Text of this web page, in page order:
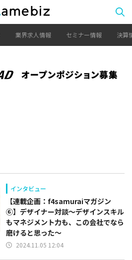
業界求人情報 セミナー情報 決算
インタビュー
【連載企画：f4samuraiマガジン
⑥】デザイナー対談～デザインスキル
もマネジメント力も、この会社でなら
磨けると思った～
2024.11.05 12:04